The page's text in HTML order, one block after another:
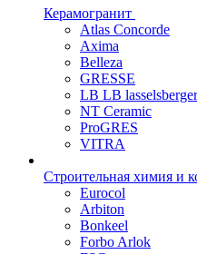
Керамогранит
Atlas Concorde
Axima
Belleza
GRESSE
LB LB
NT Ceramic
ProGRES
VITRA
Строительная химия и
Eurocol
Arbiton
Bonkeel
Forbo Arlok